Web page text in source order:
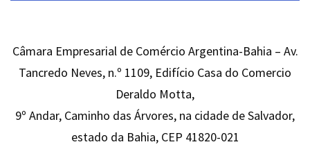
Câmara Empresarial de Comércio Argentina-Bahia – Av.
Tancredo Neves, n.º 1109, Edifício Casa do Comercio
Deraldo Motta,
9º Andar, Caminho das Árvores, na cidade de Salvador,
estado da Bahia, CEP 41820-021